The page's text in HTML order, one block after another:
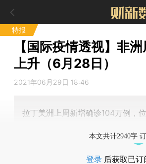
特报
【国际疫情透视】非
上升（6月28日）
2021年06月29日 18:46
拉丁美洲上周新增确诊104万例，
本文共计2940字
登录 后获取已